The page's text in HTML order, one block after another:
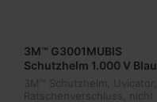
3M™ G3001MUBIS
Schutzhelm 1.000 V Blau
3M™ Schutzhelm, Uvicator,
Ratschenverschluss, nicht